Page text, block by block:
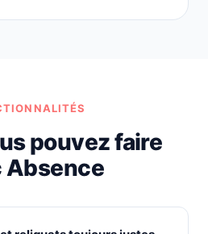
pouvez faire
Absence